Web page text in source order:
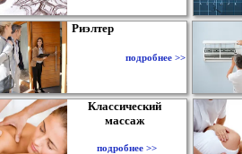
Риэлтер
подробнее >>
Классический
массаж
подробнее >>